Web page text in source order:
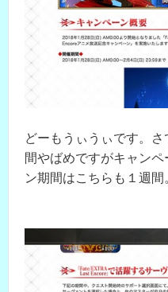
どーもうぃうぃです。
間やばめですがキャン
ン期間はこちらも１週間